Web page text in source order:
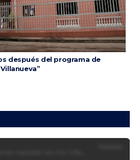
después del programa de